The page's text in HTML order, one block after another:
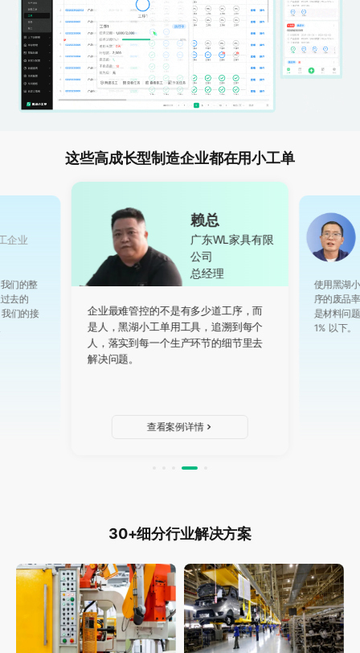
这些高成长型制造企业都在用小工单
企业
们的整
去的
们的接
赖总
广东WL家具有限
公司
总经理
企业最难管控的不是有多少道工序，而
是人，黑湖小工单用工具，追溯到每个
人，落实到每一个生产环节的细节里去
解决问题。
查看案例详情
使用黑湖
序的废品
是材料问
1% 以下。
30+细分行业解决方案